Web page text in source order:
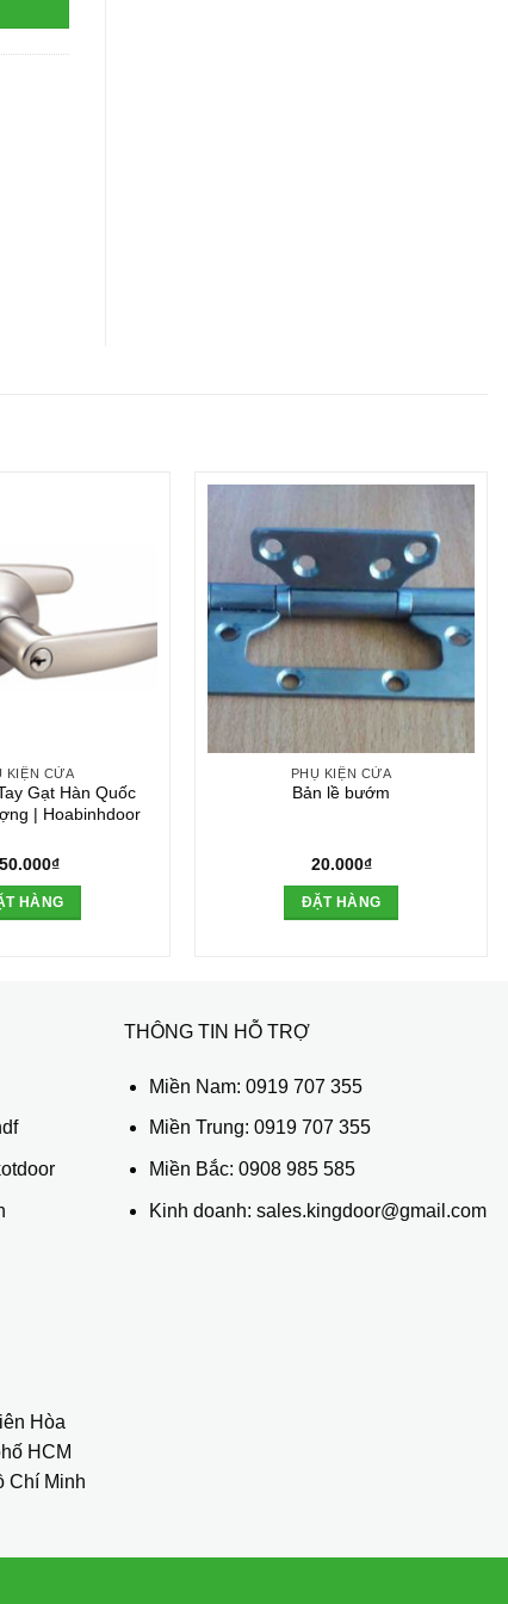
KIỆN CỬA
Gạt Hàn Quốc
| Hoabinhdoor
₫
HÀNG
PHỤ KIỆN CỬA
Bản lề bướm
20.000₫
ĐẶT HÀNG
THÔNG TIN HỖ TRỢ
Miền Nam: 0919 707 355
Miền Trung: 0919 707 355
Miền Bắc: 0908 985 585
Kinh doanh: sales.kingdoor@gmail.com
Hòa
HCM
Chí Minh